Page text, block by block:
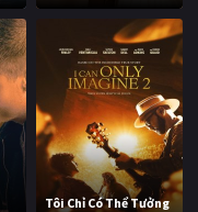
Tôi Chỉ Có Thể Tưởng